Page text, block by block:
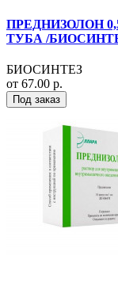
ПРЕДНИЗОЛОН
ТУБА /
БИОСИНТЕЗ
от 67.00 р.
Под заказ